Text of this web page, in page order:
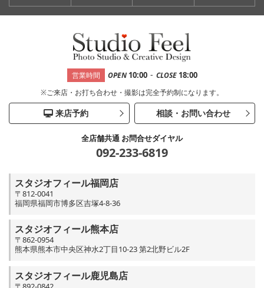
営業時間 OPEN 10:00 - CLOSE 18:00
※ご来店・お打ち合わせ・撮影は完全予約制になります。
来店予約 相談・お問い合わせ
全店舗共通 お問合せダイヤル
092-233-6819
スタジオフィール福岡店
〒812-0041
福岡県福岡市博多区吉塚4-8-36
スタジオフィール熊本店
〒862-0954
熊本県熊本市中央区神水2丁目10-23 第2北野ビル2F
スタジオフィール鹿児島店